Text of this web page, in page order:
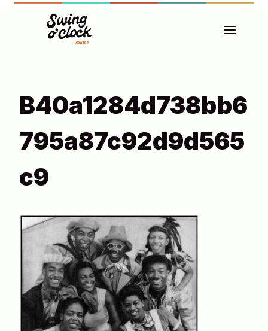
Aller
B40a1284d738bb6
795a87c92d9d565
C9